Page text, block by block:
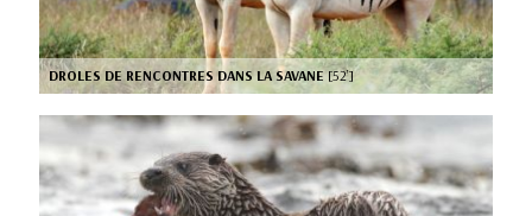
DROLES DE RENCONTRES DANS LA SAVANE[52’]